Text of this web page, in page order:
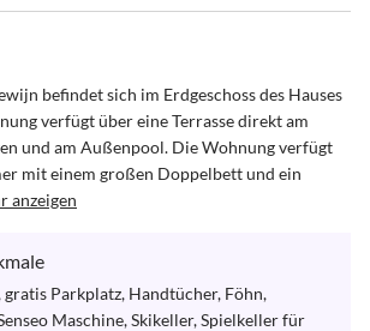
befindet sich im Erdgeschoss des Hauses
verfügt über eine Terrasse direkt am
und am Außenpool. Die Wohnung verfügt
mit einem großen Doppelbett und ein
anzeigen
gratis Parkplatz, Handtücher, Föhn,
Maschine, Skikeller, Spielkeller für